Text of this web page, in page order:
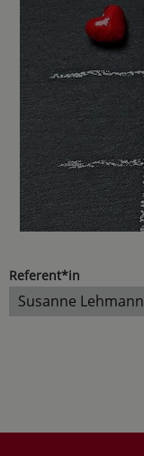
Referent*in
Susanne Lehmann